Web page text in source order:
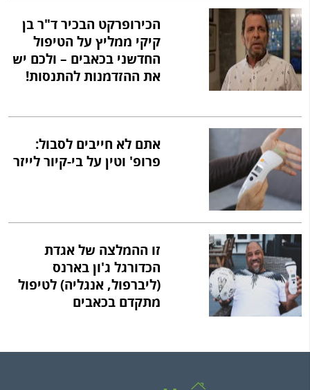
הכירופרקט הבכיר ד"ר בן
קיקי ממליץ על הטיפול
החדשני בכאבים – ולכם יש
את ההזדמנות להתנסות!
אתם לא חייבים לסבול:
פרופ' וטין על בי-קיור לייזר
זו ההמלצה של אגדת
הכדורגל ג'ון בארנס
(ליברפול, אנגליה) לטיפול
מתקדם בכאבים